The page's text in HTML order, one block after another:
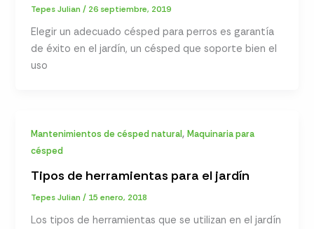
Tepes Julian/ 26 septiembre, 2019
Elegir un adecuado césped para perros es garantía
de éxito en el jardín, un césped que soporte bien el
uso
Mantenimientos de césped natural,Maquinaria para
césped
Tipos de herramientas para el jardín
Tepes Julian/ 15 enero, 2018
Los tipos de herramientas que se utilizan en el jardín